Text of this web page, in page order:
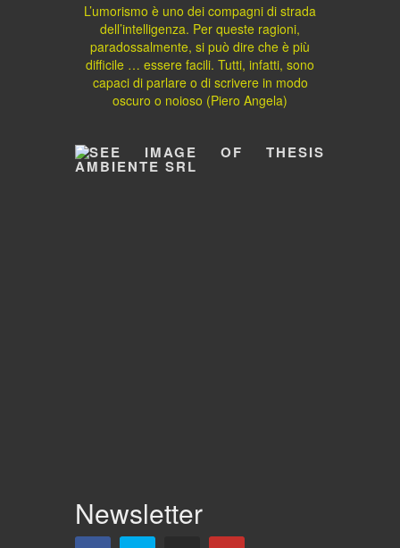
L’umorismo è uno dei compagni di strada
dell’intelligenza. Per queste ragioni,
paradossalmente, si può dire che è più
difficile … essere facili. Tutti, infatti, sono
capaci di parlare o di scrivere in modo
oscuro o noioso (Piero Angela)
Newsletter